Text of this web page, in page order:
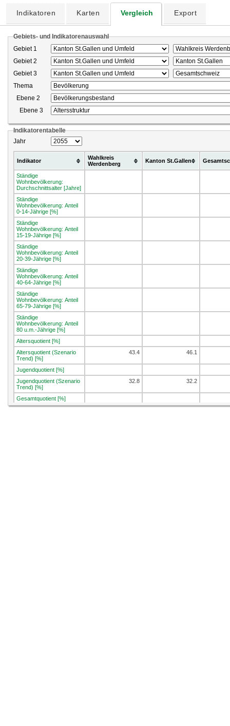
Indikatoren Karten Vergleich Export
Gebiets- und Indikatorenauswahl
Gebiet 1
Gebiet 2
Gebiet 3
Thema
Ebene 2
Ebene 3
Indikatorentabelle
Jahr
Indikator
Wahlkreis
Werdenberg
Kanton St.Gallen
Ständige
Wohnbevölkerung:
Durchschnittsalter [Jahre]
Ständige
Wohnbevölkerung: Anteil
0-14-Jährige [%]
Ständige
Wohnbevölkerung: Anteil
15-19-Jährige [%]
Ständige
Wohnbevölkerung: Anteil
20-39-Jährige [%]
Ständige
Wohnbevölkerung: Anteil
40-64-Jährige [%]
Ständige
Wohnbevölkerung: Anteil
65-79-Jährige [%]
Ständige
Wohnbevölkerung: Anteil
80 u.m.-Jährige [%]
Altersquotient [%]
Altersquotient (Szenario
Trend) [%]
43.4 46.1
Jugendquotient [%]
Jugendquotient (Szenario
Trend) [%]
32.8 32.2
Gesamtquotient [%]